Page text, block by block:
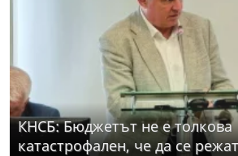
КНСБ: Бюджетът не е толкова
катастрофален, че да се